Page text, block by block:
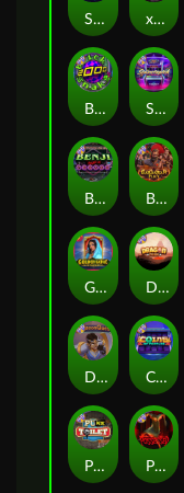
Space Donkey xWays Hoarder 2
Brick Snake 2000 Starstruck
Benji Killed in Vegas Barbarian Fury
Golden Genie And The Walking Wilds Dragon Tribe
Dungeon Quest Coins of Fortune
Punk Toilet Possessed